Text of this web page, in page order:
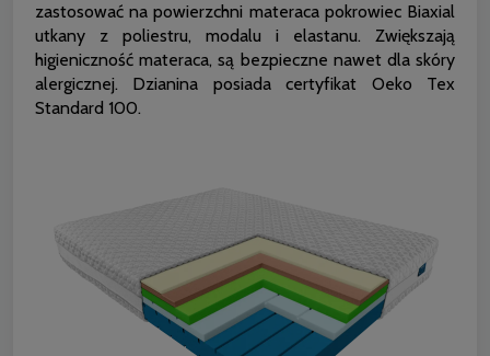
zastosować na powierzchni materaca pokrowiec Biaxial
utkany z poliestru, modalu i elastanu. Zwiększają
higieniczność materaca, są bezpieczne nawet dla skóry
alergicznej. Dzianina posiada certyfikat Oeko Tex
Standard 100.